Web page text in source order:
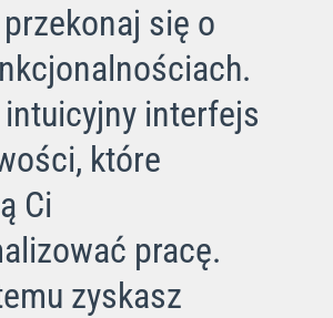
się o
interfejs
które
Ci
pracę.
zyskasz